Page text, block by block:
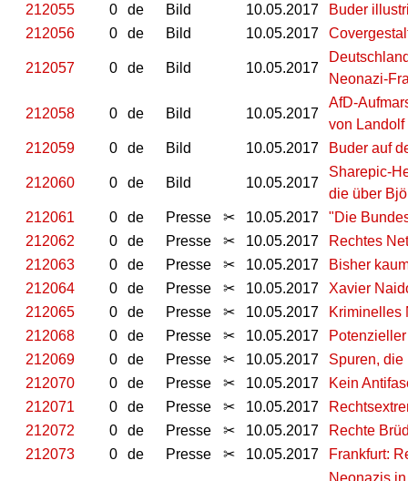
212055
0 de Bild 10.05.2017
Buder
212056
0 de Bild 10.05.2017
212057 0 de Bild 10.05.2017
Neonazi-
212058 0 de Bild 10.05.2017
AfD-
von Landolf
212059
0 de Bild 10.05.2017 Buder auf
212060 0 de Bild 10.05.2017
Sharepic-
die über
212061
0 de Presse ✂ 10.05.2017
"Die
212062
0 de Presse ✂ 10.05.2017
Rechtes
212063
0 de Presse ✂ 10.05.2017
Bisher
212064
0 de Presse ✂ 10.05.2017
Xavier
212065
0 de Presse ✂ 10.05.2017
Kriminelles
212068
0 de Presse ✂ 10.05.2017
212069
0 de Presse ✂ 10.05.2017
Spuren, die
212070
0 de Presse ✂ 10.05.2017
Kein
212071
0 de Presse ✂ 10.05.2017
212072
0 de Presse ✂ 10.05.2017
Rechte
212073
0 de Presse ✂ 10.05.2017 Frankfurt:
Neonazis